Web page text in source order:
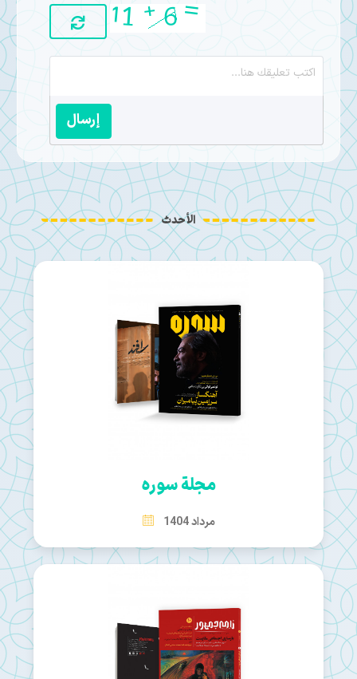
إرسال
الأحدث
مجلة سوره
مرداد 1404